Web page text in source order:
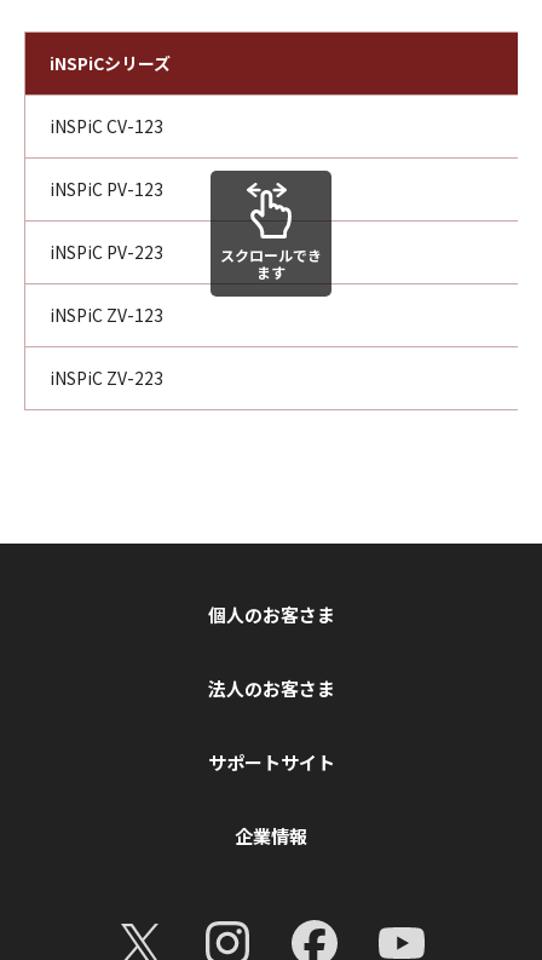
iNSPiCシリーズ
iNSPiC CV-123
iNSPiC PV-123
iNSPiC PV-223
iNSPiC ZV-123
iNSPiC ZV-223
スクロールでき
ます
個人のお客さま
法人のお客さま
サポートサイト
企業情報